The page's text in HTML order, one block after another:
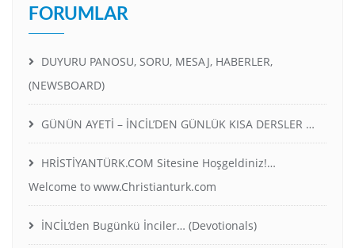
FORUMLAR
DUYURU PANOSU, SORU, MESAJ, HABERLER,
(NEWSBOARD)
GÜNÜN AYETİ – İNCİL’DEN GÜNLÜK KISA DERSLER …
HRİSTİYANTÜRK.COM Sitesine Hoşgeldiniz!…
Welcome to www.Christianturk.com
İNCİL’den Bugünkü İnciler… (Devotionals)